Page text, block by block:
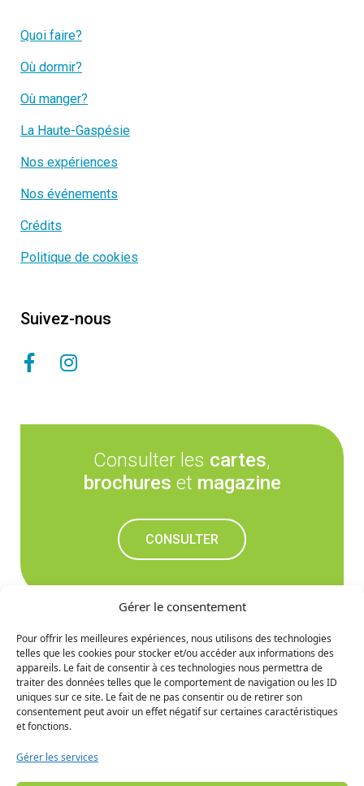
Gérer le consentement
Pour offrir les meilleures expériences, nous utilisons des technologies
telles que les cookies pour stocker et/ou accéder aux informations des
appareils. Le fait de consentir à ces technologies nous permettra de
traiter des données telles que le comportement de navigation ou les ID
uniques sur ce site. Le fait de ne pas consentir ou de retirer son
consentement peut avoir un effet négatif sur certaines caractéristiques
et fonctions.
Gérer les services
Quoi faire?
Où dormir?
Où manger?
La Haute-Gaspésie
Nos expériences
Nos événements
Crédits
Politique de cookies
Suivez-nous
Consulter les cartes,
brochures et magazine
CONSULTER
Ne manquez rien des
prochaines nouvelles